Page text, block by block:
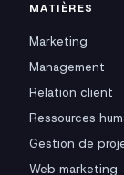
MATIÈRES
Marketing
Management
Relation client
Ressources
Gestion de
Web marketing